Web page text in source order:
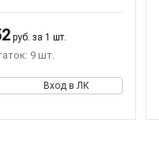
руб. за 1 шт.
9 шт.
Вход в ЛК